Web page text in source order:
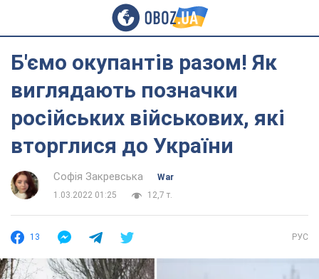
Б'ємо окупантів разом! Як
виглядають позначки
російських військових, які
вторглися до України
Софія Закревська
War
1.03.2022 01:25
12,7 т.
13 РУС